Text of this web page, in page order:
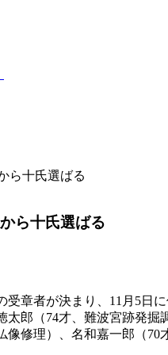
ら十氏選ばる
ら十氏選ばる
章者が決まり、11月5日
太郎（74才、難波宮跡発
修理）、名和嘉一郎（